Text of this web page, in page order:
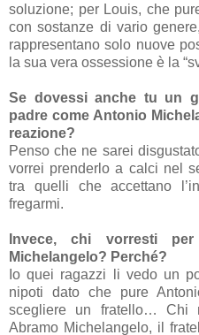
soluzione; per Louis, che
con sostanze di vario
rappresentano solo nuove
la sua vera ossessione è la
Se dovessi anche tu un
padre come Antonio
reazione?
Penso che ne sarei
vorrei prenderlo a calci nel
tra quelli che accettano
fregarmi.
Invece, chi vorresti
Michelangelo? Perché?
Io quei ragazzi li vedo un
nipoti dato che pure
scegliere un fratello… Chi
Abramo Michelangelo, il